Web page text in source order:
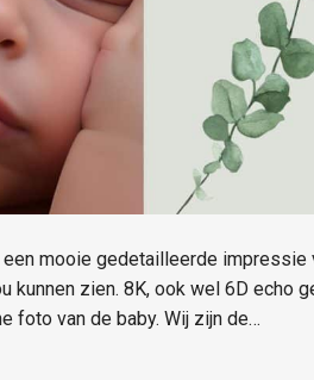
mooie gedetailleerde impressie
kunnen zien. 8K, ook wel 6D echo
foto van de baby. Wij zijn de…